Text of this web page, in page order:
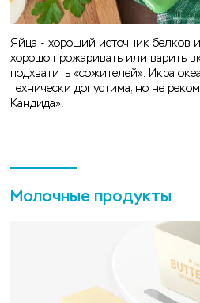
Яйца - хороший источник белков
хорошо прожаривать или варить
подхватить «сожителей». Икра
технически допустима, но не
Кандида».
Молочные продукты